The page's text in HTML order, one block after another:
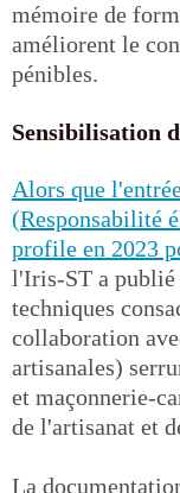
mémoire de
améliorent le
pénibles.
Sensibilisation
Alors que
(Responsabilité
profile en 2023
l'Iris-ST a publié
techniques
collaboration
artisanales)
et maçonnerie-
de l'artisanat et
La